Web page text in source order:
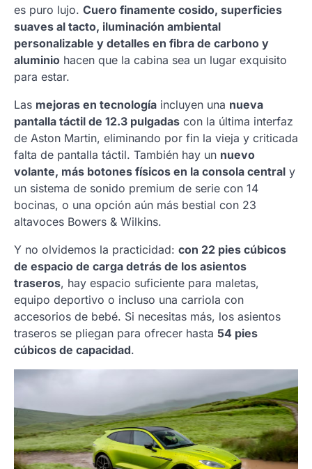
es puro lujo. Cuero finamente cosido, superficies
suaves al tacto, iluminación ambiental
personalizable y detalles en fibra de carbono y
aluminio hacen que la cabina sea un lugar exquisito
para estar.
Las mejoras en tecnología incluyen una nueva
pantalla táctil de 12.3 pulgadas con la última interfaz
de Aston Martin, eliminando por fin la vieja y criticada
falta de pantalla táctil. También hay un nuevo
volante, más botones físicos en la consola central y
un sistema de sonido premium de serie con 14
bocinas, o una opción aún más bestial con 23
altavoces Bowers & Wilkins.
Y no olvidemos la practicidad: con 22 pies cúbicos
de espacio de carga detrás de los asientos
traseros, hay espacio suficiente para maletas,
equipo deportivo o incluso una carriola con
accesorios de bebé. Si necesitas más, los asientos
traseros se pliegan para ofrecer hasta 54 pies
cúbicos de capacidad.